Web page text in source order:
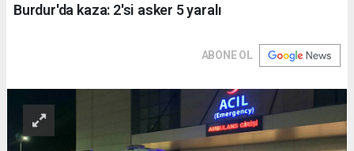
Burdur'da kaza: 2'si asker 5 yaralı
ABONE OL